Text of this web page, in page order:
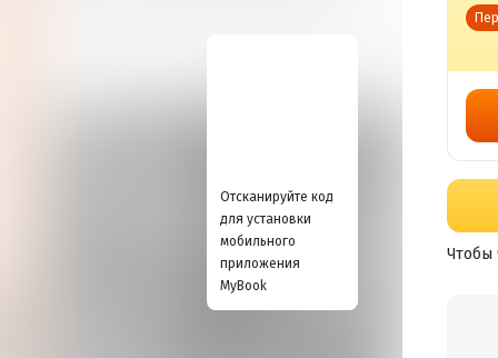
Отсканируйте код
для установки
мобильного
приложения
MyBook
Чтобы